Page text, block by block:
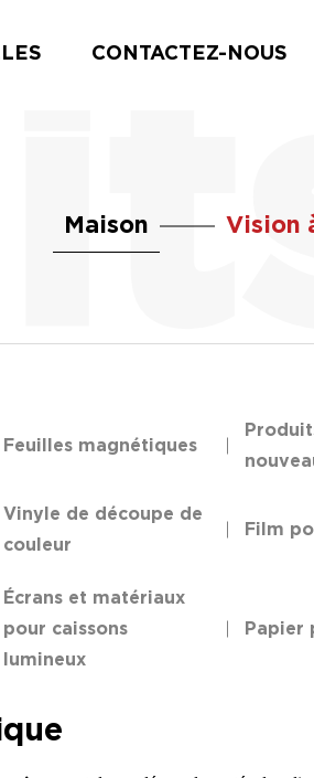
CONTACTEZ-NOUS
Maison Vision
Feuilles magnétiques
Vinyle de découpe de
couleur
Film
Écrans et matériaux
pour caissons
lumineux
Papier